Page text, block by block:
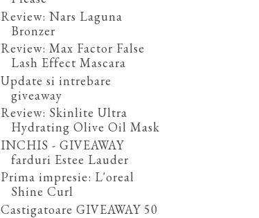
Review: Nars Laguna
Bronzer
Review: Max Factor False
Lash Effect Mascara
Update si intrebare
giveaway
Review: Skinlite Ultra
Hydrating Olive Oil Mask
INCHIS - GIVEAWAY
farduri Estee Lauder
Prima impresie: L'oreal
Shine Curl
Castigatoare GIVEAWAY 50